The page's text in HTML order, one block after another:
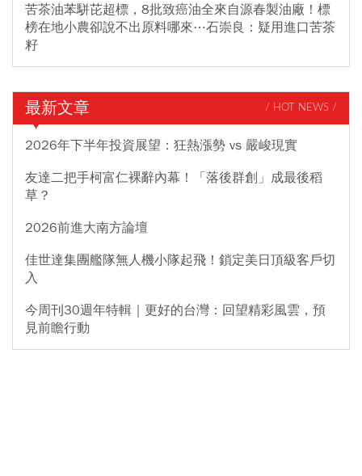
苦茶油苯駢芘超標，8批致癌油全來自源春製油廠！標
榜在地小農卻說不出原料哪來⋯石崇良：疑用進口苦茶
籽
最新文章 / HOT NEWS /
2026年下半年投資展望：狂熱漲勢 vs 嚴峻現實
友達二把手柯富仁裸辭內幕！「落後群創」成最後稻
草？
2026前進大南方論壇
佳世達集團艦隊無人機小隊起飛！鎖定美日頂級客戶切
入
今周刊30週年特輯｜更好的台灣：回望精彩風雲，預
見前瞻行動